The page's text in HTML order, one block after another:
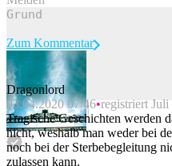
Beitrag melden
Zum Kommentar
Dragonlord
03.04.2020 07:46 registriert Juli
Tragische Geschichten werden
nicht, weshalb man weder bei
noch bei der Sterbebegleitung
zulassen kann.